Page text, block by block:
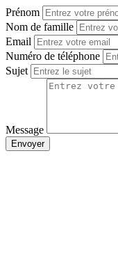
Prénom
Nom de famille
Email
Numéro de téléphone
Sujet
Message
Envoyer